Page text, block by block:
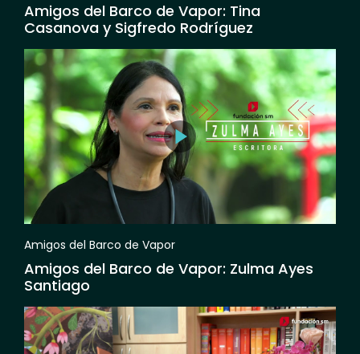
Amigos del Barco de Vapor: Tina
Casanova y Sigfredo Rodríguez
Amigos del Barco de Vapor
Amigos del Barco de Vapor: Zulma Ayes
Santiago